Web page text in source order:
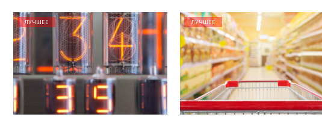
ЛУЧШЕЕ ЛУЧШЕЕ